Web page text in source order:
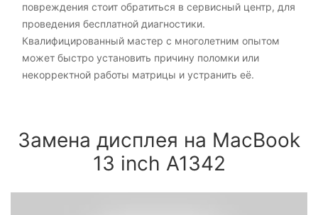
повреждения стоит обратиться в сервисный центр, для
проведения бесплатной диагностики.
Квалифицированный мастер с многолетним опытом
может быстро установить причину поломки или
некорректной работы матрицы и устранить её.
Замена дисплея на MacBook
13 inch A1342